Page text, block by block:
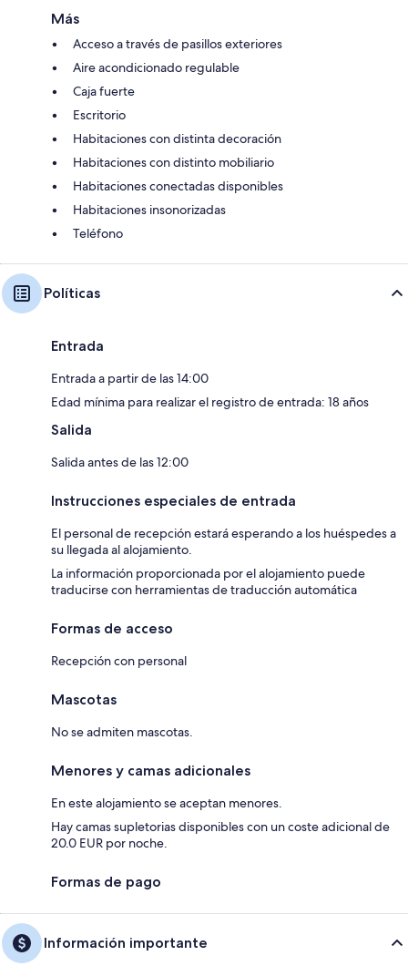
Más
Acceso a través de pasillos exteriores
Aire acondicionado regulable
Caja fuerte
Escritorio
Habitaciones con distinta decoración
Habitaciones con distinto mobiliario
Habitaciones conectadas disponibles
Habitaciones insonorizadas
Teléfono
Políticas
Entrada
Entrada a partir de las 14:00
Edad mínima para realizar el registro de entrada: 18 años
Salida
Salida antes de las 12:00
Instrucciones especiales de entrada
El personal de recepción estará esperando a los huéspedes a
su llegada al alojamiento.
La información proporcionada por el alojamiento puede
traducirse con herramientas de traducción automática
Formas de acceso
Recepción con personal
Mascotas
No se admiten mascotas.
Menores y camas adicionales
En este alojamiento se aceptan menores.
Hay camas supletorias disponibles con un coste adicional de
20.0 EUR por noche.
Formas de pago
Información importante